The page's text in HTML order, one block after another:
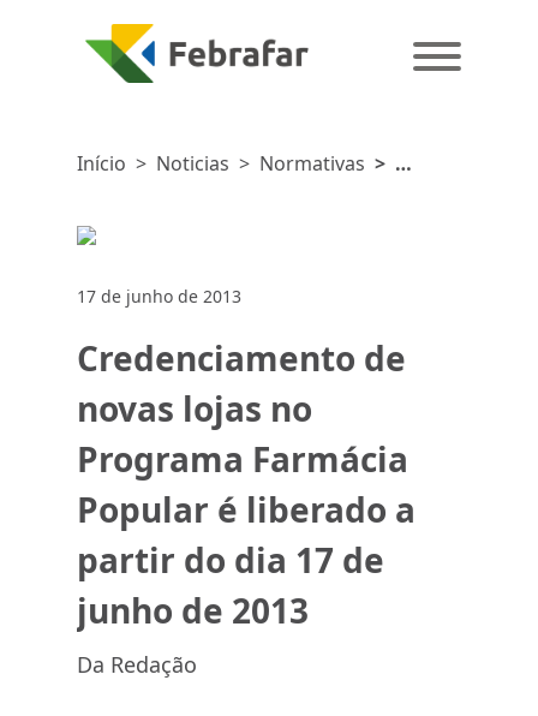
Início > Noticias > Normativas >
liberado a
junho de
2013
17 de junho de 2013
Credenciamento de
novas lojas no
Programa Farmácia
Popular é liberado a
partir do dia 17 de
junho de 2013
Da Redação